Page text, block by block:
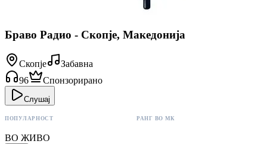
Браво Радио - Скопје, Македонија
Скопје
Забавна
96
Спонзорирано
Слушај
ПОПУЛАРНОСТ РАНГ ВО МК
ВО ЖИВО